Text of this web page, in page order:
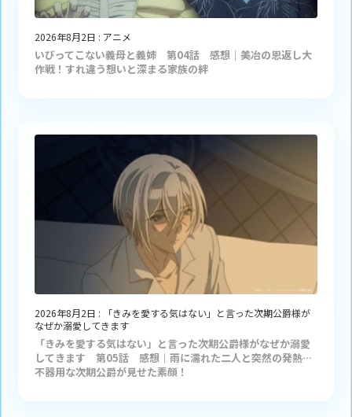
2026年8月2日 : アニメ
いびってこない義母と義姉 第04話 感想｜美冶の恩返し大
作戦！すれ違う想いと深まる家族の絆
2026年8月2日 :
「きみを愛する気はない」と言った次期公爵様が
なぜか溺愛してきます
「きみを愛する気はない」と言った次期公爵様がなぜか溺愛
してきます 第05話 感想｜雨に濡れた二人と突然の発熱…
不器用な次期公爵が見せた素顔！